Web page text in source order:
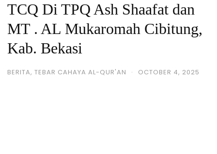
Setiap
Jengkal
Tanah
TCQ Di TPQ Ash Shaafat dan
MT . AL Mukaromah Cibitung,
Kab. Bekasi
BERITA, TEBAR CAHAYA AL-QUR'AN · OCTOBER 4, 2025